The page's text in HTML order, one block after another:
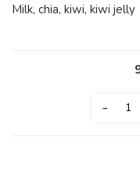
Milk, chia, kiwi, kiwi jelly
-